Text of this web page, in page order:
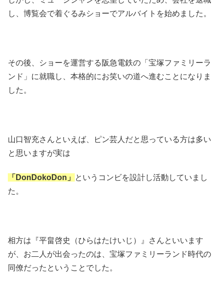
し、博覧会で着ぐるみショーでアルバイトを始めました。
その後、ショーを運営する阪急電鉄の「宝塚ファミリーラ
ンド」に就職し、本格的にお笑いの道へ進むことになりま
した。
山口智充さんといえば、ピン芸人だと思っている方は多い
と思いますが実は
「DonDokoDon」
というコンビを設計し活動していまし
た。
相方は『平畠啓史（ひらはたけいじ）』さんといいます
が、お二人が出会ったのは、宝塚ファミリーランド時代の
同僚だったということでした。